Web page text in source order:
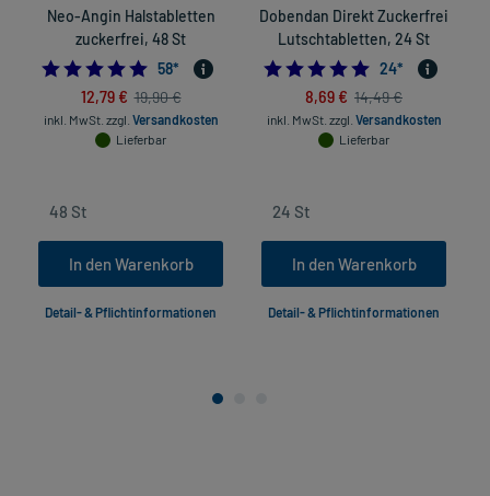
Neo-Angin Halstabletten
zuckerfrei, 48 St
4.948275862068965
58*
12,79 € 19,90 €
inkl. MwSt. zzgl. Versandkosten
Lieferbar
In den Warenkorb
Detail- & Pflichtinformationen
Dobendan Direkt Zuckerfrei
Lutschtabletten, 24 St
4.875
24*
8,69 € 14,49 €
inkl. MwSt. zzgl. Versandkosten
Lieferbar
In den Warenkorb
Detail- & Pflichtinformationen